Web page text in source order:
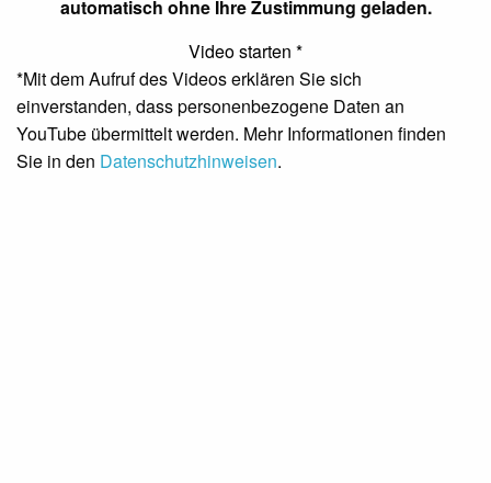
automatisch ohne Ihre Zustimmung geladen.
Video starten *
*Mit dem Aufruf des Videos erklären Sie sich
einverstanden, dass personenbezogene Daten an
YouTube übermittelt werden. Mehr Informationen finden
Sie in den Datenschutzhinweisen.